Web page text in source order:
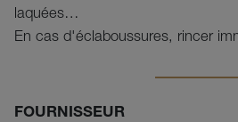
laquées…
En cas d'éclaboussures, rincer
FOURNISSEUR